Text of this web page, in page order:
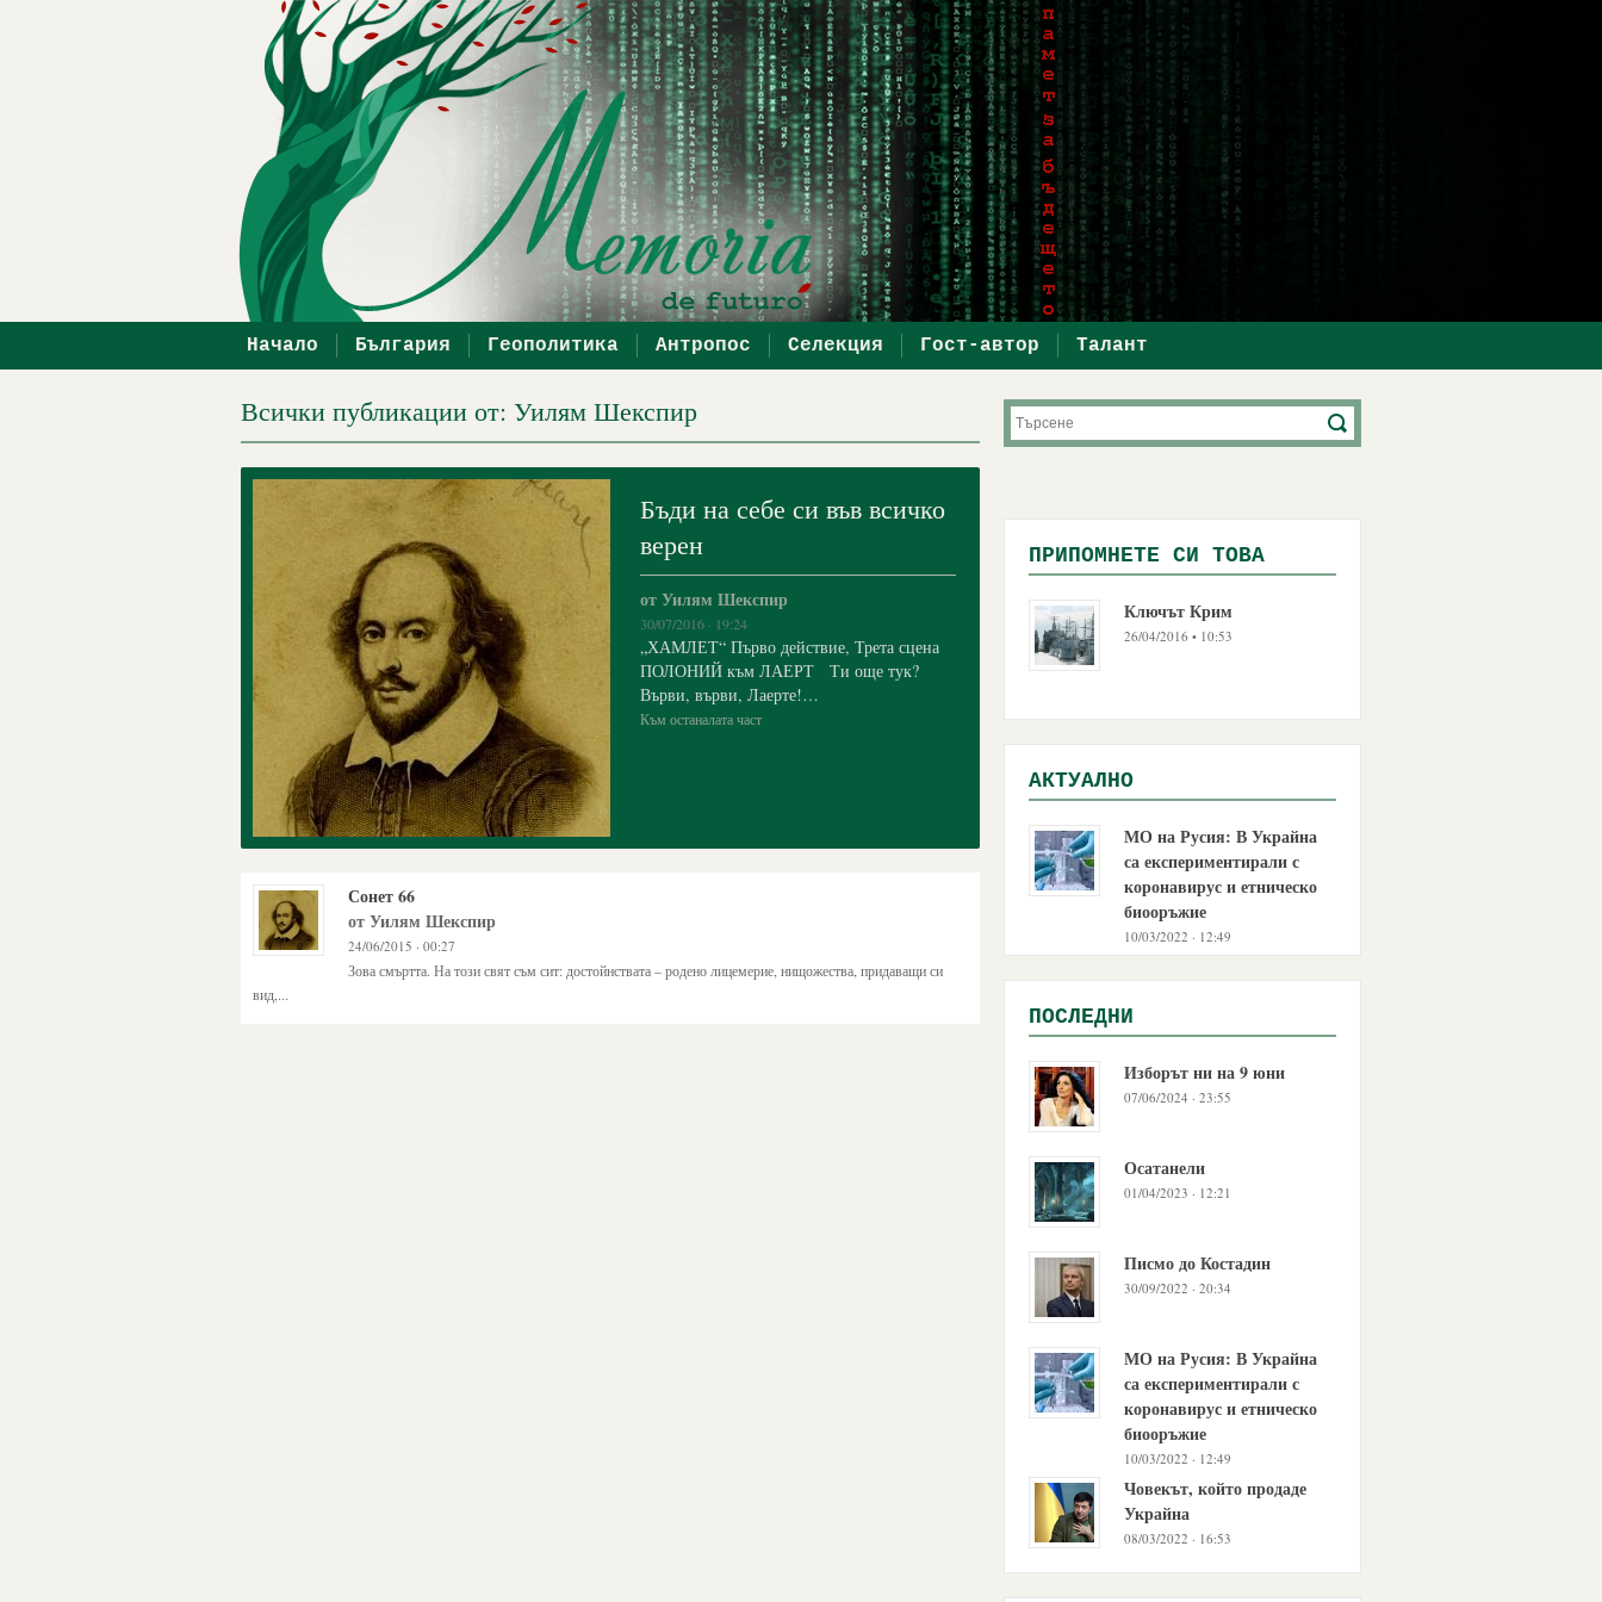
Начало България Геополитика Антропос Селекция Гост-автор Талант
Всички публикации от: Уилям Шекспир
Бъди на себе си във всичко
верен
от Уилям Шекспир
30/07/2016 · 19:24
„ХАМЛЕТ“ Първо действие, Трета сцена
ПОЛОНИЙ към ЛАЕРТ Ти още тук?
Върви, върви, Лаерте!…
Към останалата част
Сонет 66
от Уилям Шекспир
24/06/2015 · 00:27
Зова смъртта. На този свят съм сит: достойнствата – родено лицемерие, нищожества, придаващи си
вид,...
ПРИПОМНЕТЕ СИ ТОВА
Ключът Крим
26/04/2016 • 10:53
АКТУАЛНО
МО на Русия: В Украйна
са експериментирали с
коронавирус и етническо
биооръжие
10/03/2022 · 12:49
ПОСЛЕДНИ
Изборът ни на 9 юни
07/06/2024 · 23:55
Осатанели
01/04/2023 · 12:21
Писмо до Костадин
30/09/2022 · 20:34
МО на Русия: В Украйна
са експериментирали с
коронавирус и етническо
биооръжие
10/03/2022 · 12:49
Човекът, който продаде
Украйна
08/03/2022 · 16:53